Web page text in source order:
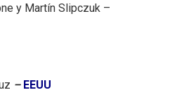
y Martín Slipczuk –
– EEUU